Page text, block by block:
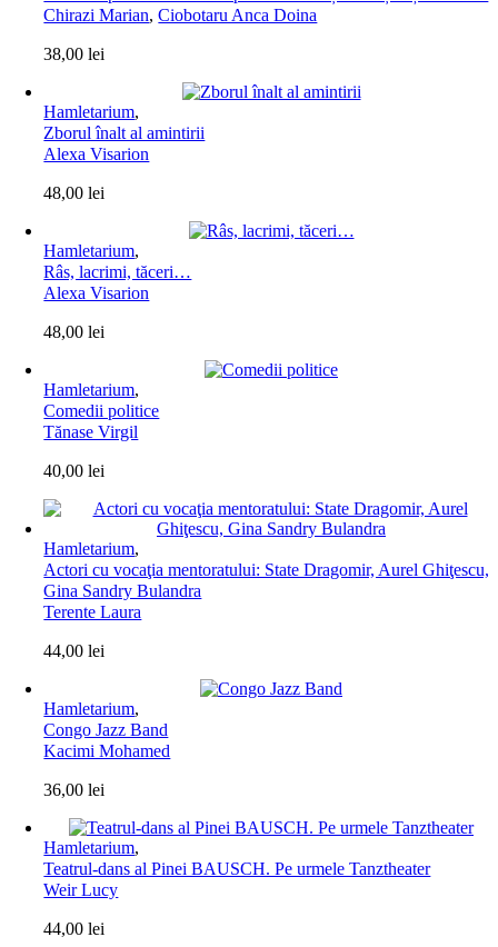
Chirazi Marian,Ciobotaru Anca Doina
38,00lei
Hamletarium,
Zborul înalt al amintirii
Alexa Visarion
48,00lei
Hamletarium,
Râs, lacrimi, tăceri…
Alexa Visarion
48,00lei
Hamletarium,
Comedii politice
Tănase Virgil
40,00lei
Hamletarium,
Actori cu vocaţia mentoratului: State Dragomir, Aurel Ghiţescu,
Gina Sandry Bulandra
Terente Laura
44,00lei
Hamletarium,
Congo Jazz Band
Kacimi Mohamed
36,00lei
Hamletarium,
Teatrul-dans al Pinei BAUSCH. Pe urmele Tanztheater
Weir Lucy
44,00lei